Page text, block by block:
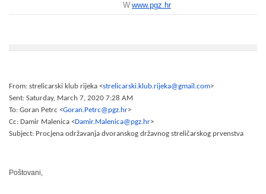
W www.pgz.hr
From: strelicarski klub rijeka <strelicarski.klub.rijeka@gmail.com>
Sent: Saturday, March 7, 2020 7:28 AM
To: Goran Petrc <Goran.Petrc@pgz.hr>
Cc: Damir Malenica <Damir.Malenica@pgz.hr>
Subject: Procjena održavanja dvoranskog državnog streličarskog prvenstva
Poštovani,